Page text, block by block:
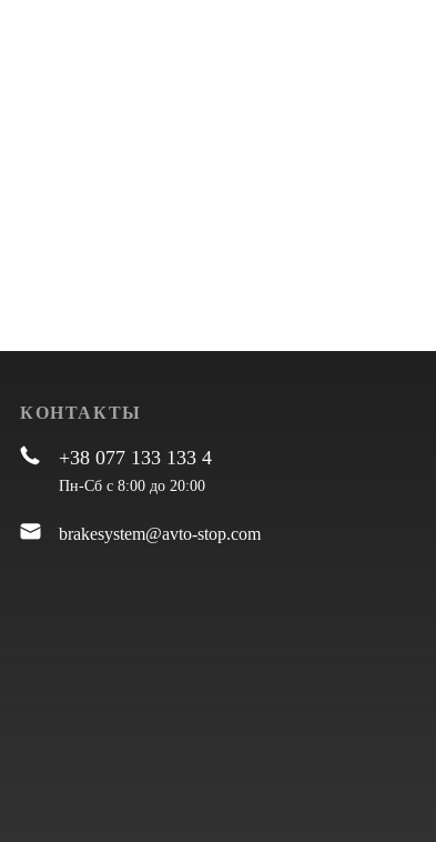
КОНТАКТЫ
+38 077 133 133 4
Пн-Сб с 8:00 до 20:00
brakesystem@avto-stop.com